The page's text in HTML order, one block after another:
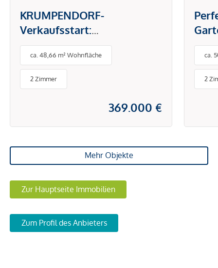
KRUMPENDORF-
Verkaufsstart:
Wörtherseeblick-Wohnung
im Neubauprojekt
Lannerweg 41
ca. 48,66 m² Wohnfläche
2 Zimmer
369.000 €
ca.
2
Mehr Objekte
Zur Hauptseite Immobilien
Zum Profil des Anbieters